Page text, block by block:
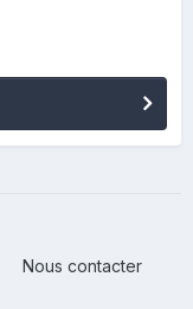
Nous contacter